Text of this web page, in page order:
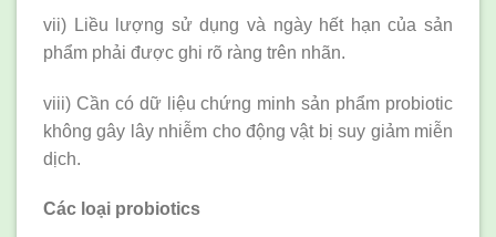
vii) Liều lượng sử dụng và ngày hết hạn của sản
phẩm phải được ghi rõ ràng trên nhãn.
viii) Cần có dữ liệu chứng minh sản phẩm probiotic
không gây lây nhiễm cho động vật bị suy giảm miễn
dịch.
Các loại probiotics